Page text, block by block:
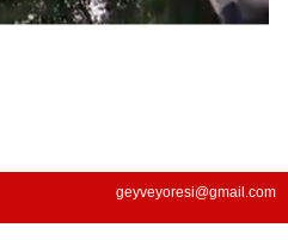
geyveyoresi@gmail.com